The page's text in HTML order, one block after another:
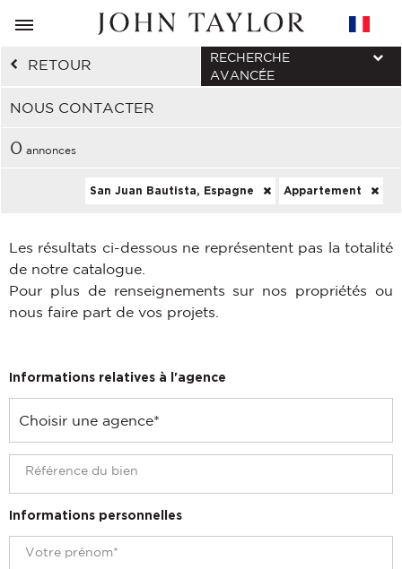
RETOUR
NOUS CONTACTER
RECHERCHE
AVANCÉE
0 annonces
San Juan Bautista, Espagne Appartement
Les résultats ci-dessous ne représentent pas la totalité
de notre catalogue.
Pour plus de renseignements sur nos propriétés ou
nous faire part de vos projets.
Informations relatives à l'agence
Informations personnelles